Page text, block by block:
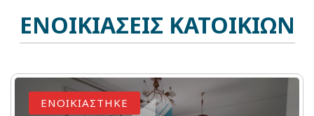
ΕΝΟΙΚΙΑΣΕΙΣ ΚΑΤΟΙΚΙΩΝ
ΕΝΟΙΚΙΑΣΤΗΚΕ